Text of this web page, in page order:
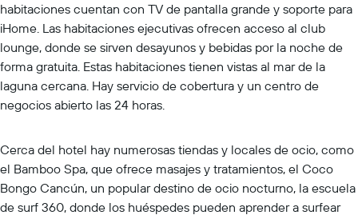
habitaciones cuentan con TV de pantalla grande y soporte para
iHome. Las habitaciones ejecutivas ofrecen acceso al club
lounge, donde se sirven desayunos y bebidas por la noche de
forma gratuita. Estas habitaciones tienen vistas al mar de la
laguna cercana. Hay servicio de cobertura y un centro de
negocios abierto las 24 horas.
Cerca del hotel hay numerosas tiendas y locales de ocio, como
el Bamboo Spa, que ofrece masajes y tratamientos, el Coco
Bongo Cancún, un popular destino de ocio nocturno, la escuela
de surf 360, donde los huéspedes pueden aprender a surfear